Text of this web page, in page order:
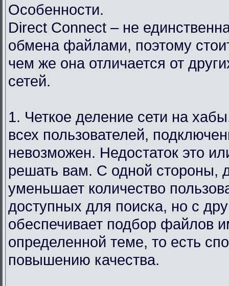
Особенности.
Direct Connect – не
обмена файлами, поэтому
чем же она отличается от
сетей.
1. Четкое деление сети на
всех пользователей,
невозможен. Недостаток это
решать вам. С одной стороны,
уменьшает количество
доступных для поиска, но с
обеспечивает подбор файлов
определенной теме, то есть
повышению качества.